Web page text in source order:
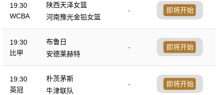
19:30
WCBA
陕西天泽女篮
-
河南豫光金铅女篮
即将开始
19:30
比甲
布鲁日
-
安德莱赫特
即将开始
19:30
英冠
朴茨茅斯
-
牛津联队
即将开始